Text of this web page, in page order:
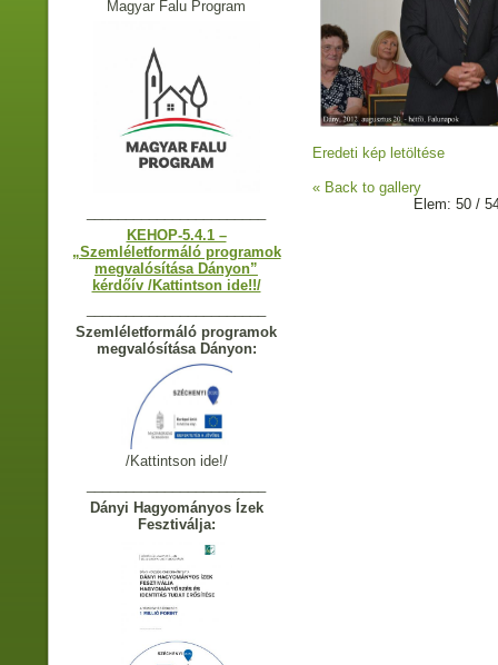
Magyar Falu Program
KEHOP-5.4.1 –
„Szemléletformáló programok
megvalósítása Dányon”
kérdőív /Kattintson ide!!/
Szemléletformáló programok
megvalósítása Dányon:
/Kattintson ide!/
Dányi Hagyományos Ízek
Fesztiválja:
Eredeti kép letöltése
« Back to gallery
Elem: 50 /